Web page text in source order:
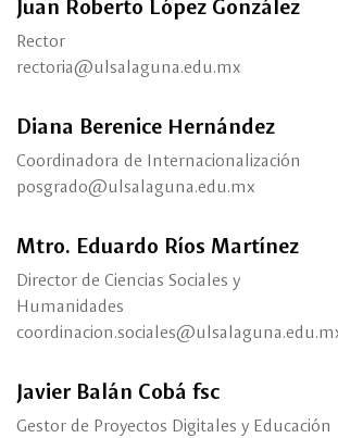
Juan Roberto López González
Rector
rectoria@ulsalaguna.edu.mx
Diana Berenice Hernández
Coordinadora de Internacionalización
posgrado@ulsalaguna.edu.mx
Mtro. Eduardo Ríos Martínez
Director de Ciencias Sociales y
Humanidades
Javier Balán Cobá fsc
Gestor de Proyectos Digitales y Educación